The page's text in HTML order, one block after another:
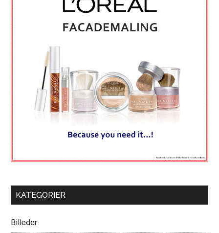
KATEGORIER
Billeder